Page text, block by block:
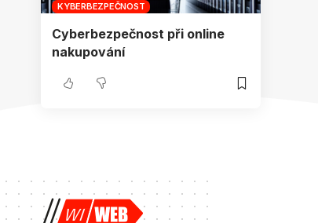
KYBERBEZPEČNOST
Cyberbezpečnost při online
nakupování